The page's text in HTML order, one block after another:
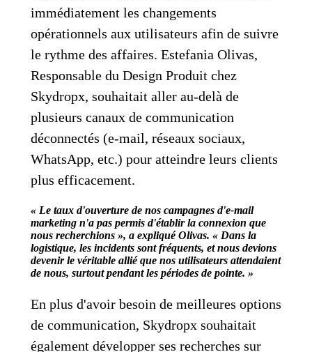
immédiatement les changements
opérationnels aux utilisateurs afin de suivre
le rythme des affaires. Estefania Olivas,
Responsable du Design Produit chez
Skydropx, souhaitait aller au-delà de
plusieurs canaux de communication
déconnectés (e-mail, réseaux sociaux,
WhatsApp, etc.) pour atteindre leurs clients
plus efficacement.
« Le taux d'ouverture de nos campagnes d'e-mail
marketing n'a pas permis d'établir la connexion que
nous recherchions », a expliqué Olivas. « Dans la
logistique, les incidents sont fréquents, et nous devions
devenir le véritable allié que nos utilisateurs attendaient
de nous, surtout pendant les périodes de pointe. »
En plus d'avoir besoin de meilleures options
de communication, Skydropx souhaitait
également développer ses recherches sur